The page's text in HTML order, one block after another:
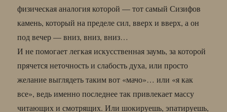
физическая аналогия которой — тот самый Сизифов
камень, который на пределе сил, вверх и вверх, а он
под вечер — вниз, вниз, вниз…
И не помогает легкая искусственная заумь, за которой
прячется неточность и слабость духа, или просто
желание выглядеть таким вот «мачо»… или «я как
все», ведь именно последнее так привлекает массу
читающих и смотрящих. Или шокируешь, эпатируешь,